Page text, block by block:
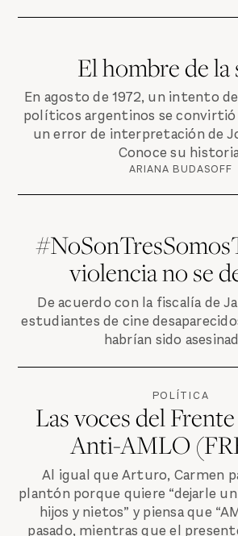
El hombre de la
En agosto de 1972, un intento
políticos argentinos se convirtió
un error de interpretación de
Conoce su
ARIANA BUDASOFF
violencia no se
De acuerdo con la fiscalía de
estudiantes de cine
habrían sido
POLÍTICA
Las voces del
Anti-AMLO
Al igual que Arturo, Carmen
plantón porque quiere “dejarle
hijos y nietos” y piensa que
pasado, mientras que el